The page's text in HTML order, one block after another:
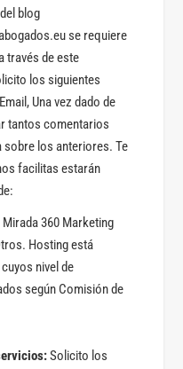
blog
se requiere
través de este
los siguientes
Una vez dado de
tantos comentarios
sobre los anteriores. Te
facilitas estarán
360 Marketing
Hosting está
nivel de
según Comisión de
Solicito los